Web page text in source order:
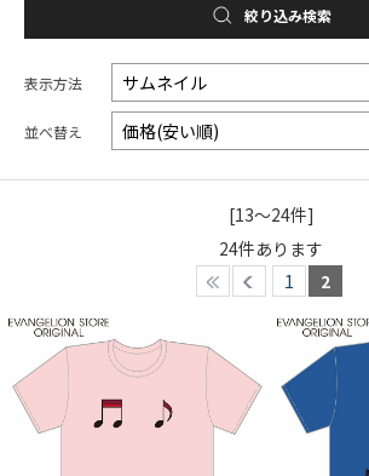
絞り込み検索
表示方法
並べ替え
[13～24件]
24件あります
1
2